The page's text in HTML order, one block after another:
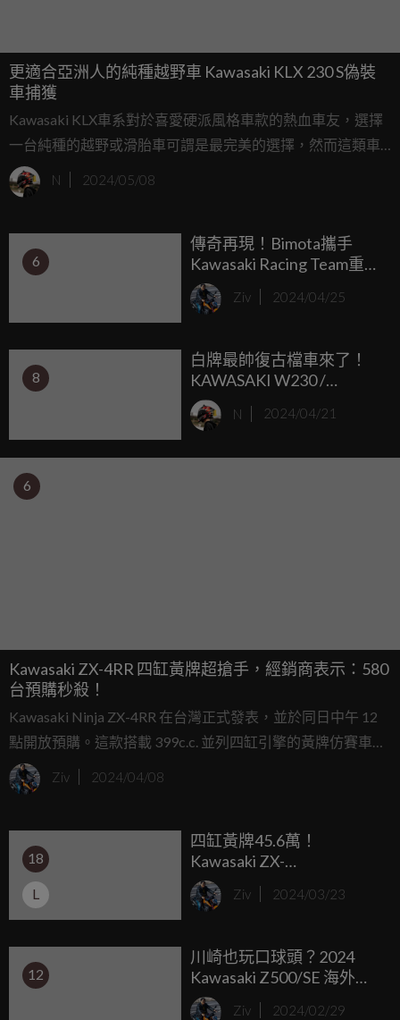
更適合亞洲人的純種越野車 Kawasaki KLX 230 S偽裝
車捕獲
Kawasaki KLX車系對於喜愛硬派風格車款的熱血車友，選擇
一台純種的越野或滑胎車可謂是最完美的選擇，然而這類車
型在市場上的選擇其實不算多元，然而Kawasaki KLX可以算
是其中之一。然而過去的越野車型為了離地高度的設定，對
市場為導向的KLX 230 S便應運而生。
N 2024/05/08
6
傳奇再現！Bimota攜手
Kawasaki Racing Team重返
WSBK賽場
Ziv 2024/04/25
8
白牌最帥復古檔車來了！
KAWASAKI W230 /
MEGURO S1 秋季海外上市
N 2024/04/21
6
Kawasaki ZX-4RR 四缸黃牌超搶手，經銷商表示：580
台預購秒殺！
Kawasaki Ninja ZX-4RR 在台灣正式發表，並於同日中午 12
點開放預購。這款搭載 399c.c. 並列四缸引擎的黃牌仿賽車
款，在 15 分鐘內就迅速售罄，總計 580 台的 2024 年式配額
全部被搶購一空，此外還有 300 多張的候補訂單。
Ziv 2024/04/08
18
L
四缸黃牌45.6萬！
Kawasaki ZX-
4RR/Eliminator售價公佈，
台崎重車大會師齊聚高雄
Ziv 2024/03/23
12
川崎也玩口球頭？2024
Kawasaki Z500/SE 海外上
市
Ziv 2024/02/29